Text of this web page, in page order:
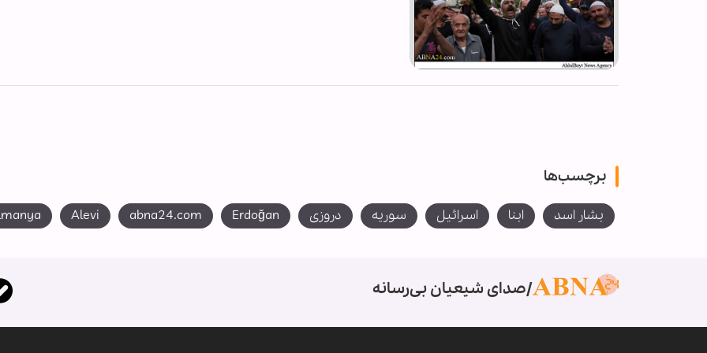
برچسب‌ها
بشار اسد ابنا اسرائیل سوریه دروزی Erdoğan
abna24.com
Alevi
صدای شیعیان بی‌رسانه